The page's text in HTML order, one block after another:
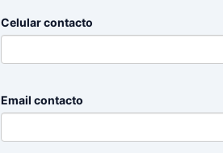
Celular contacto
Email contacto